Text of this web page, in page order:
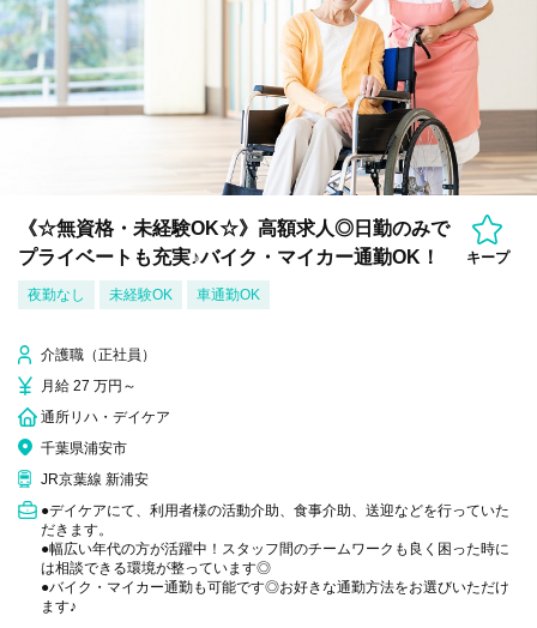
《☆無資格・未経験OK☆》高額求人◎日勤のみで
プライベートも充実♪バイク・マイカー通勤OK！
キープ
夜勤なし 未経験OK 車通勤OK
介護職（正社員）
月給 27 万円～
通所リハ・デイケア
千葉県浦安市
JR京葉線 新浦安
●デイケアにて、利用者様の活動介助、食事介助、送迎などを行っていた
だきます。
●幅広い年代の方が活躍中！スタッフ間のチームワークも良く困った時に
は相談できる環境が整っています◎
●バイク・マイカー通勤も可能です◎お好きな通勤方法をお選びいただけ
ます♪